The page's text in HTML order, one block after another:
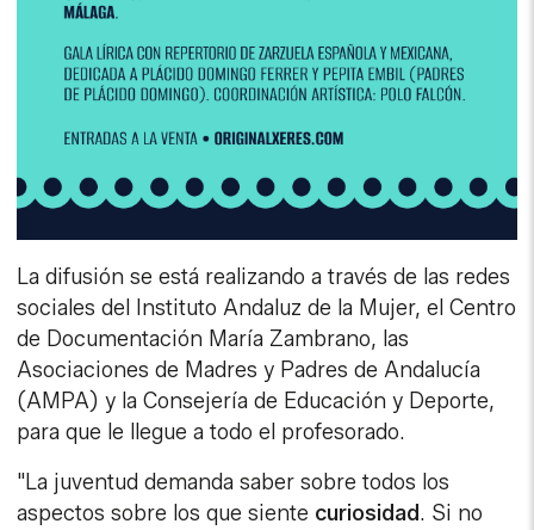
La difusión se está realizando a través de las redes
sociales del Instituto Andaluz de la Mujer, el Centro
de Documentación María Zambrano, las
Asociaciones de Madres y Padres de Andalucía
(AMPA) y la Consejería de Educación y Deporte,
para que le llegue a todo el profesorado.
"La juventud demanda saber sobre todos los
aspectos sobre los que siente curiosidad. Si no